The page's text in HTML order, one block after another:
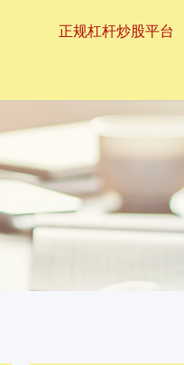
正规杠杆炒股平台